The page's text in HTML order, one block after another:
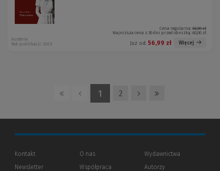
Cena regularna: 60,00 zł
Najniższa cena z 30 dni przed obniżką: 60,00 zł
Już od: 56,99 zł Więcej
Austeria
Rok publikacji: 2025
1 2
Kontakt
Newsletter
O nas
Współpraca
Wydawnictwa
Autorzy